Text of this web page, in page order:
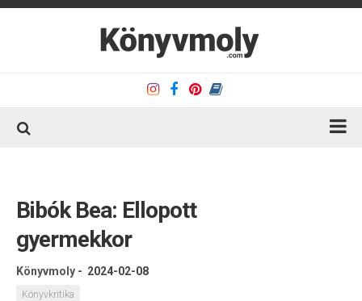
Könyvajánló
Kapcsolat
Olvasó sarok
Bibók Bea: Ellopott
gyermekkor
Könyvmoly - 2024-02-08
Könyvkritika